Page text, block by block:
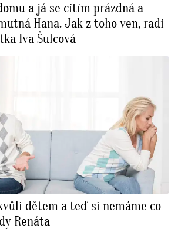
a já se cítím prázdná a
Hana. Jak z toho ven, radí
Iva Šulcová
dětem a teď si nemáme co
Renáta